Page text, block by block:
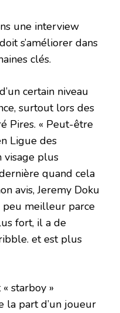
une interview
s’améliorer dans
clés.
certain niveau
surtout lors des
Pires. « Peut-être
Ligue des
visage plus
quand cela
avis, Jeremy Doku
peu meilleur parce
fort, il a de
et est plus
starboy »
la part d’un joueur